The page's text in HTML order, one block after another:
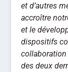
et d’autres
accroître
et le
dispositifs
des deux